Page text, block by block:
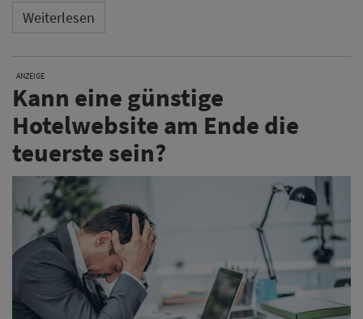
Weiterlesen
ANZEIGE
Kann eine günstige
Hotelwebsite am Ende die
teuerste sein?